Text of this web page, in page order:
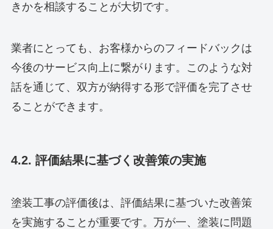
きかを相談することが大切です。
業者にとっても、お客様からのフィードバックは
今後のサービス向上に繋がります。このような対
話を通じて、双方が納得する形で評価を完了させ
ることができます。
4.2. 評価結果に基づく改善策の実施
塗装工事の評価後は、評価結果に基づいた改善策
を実施することが重要です。万が一、塗装に問題